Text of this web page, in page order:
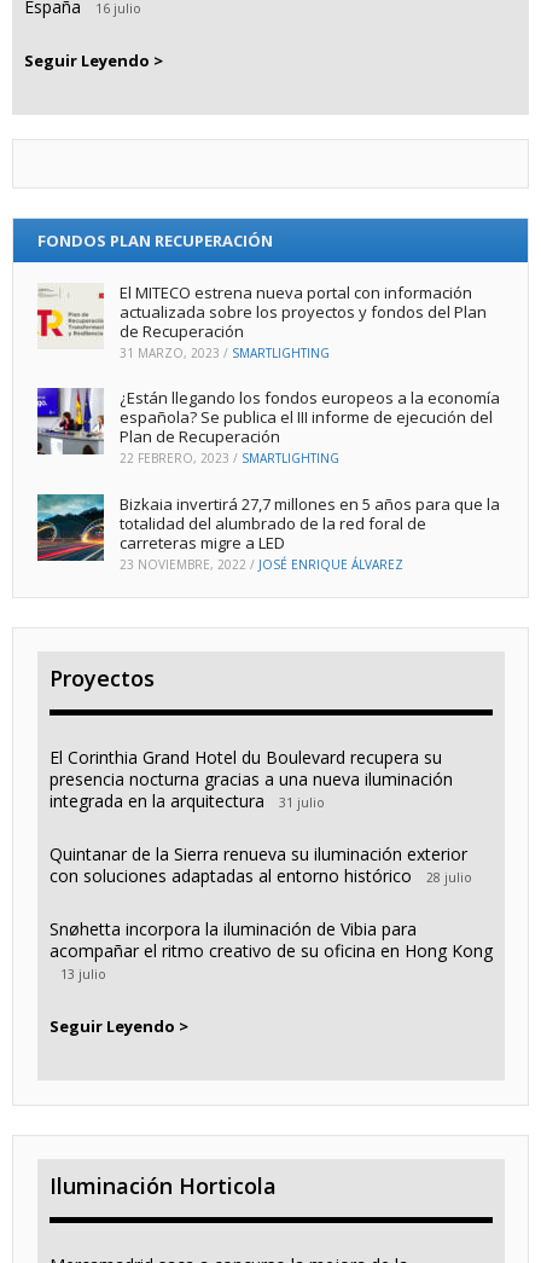
España 16 julio
Seguir Leyendo >
FONDOS PLAN RECUPERACIÓN
El MITECO estrena nueva portal con información
actualizada sobre los proyectos y fondos del Plan
de Recuperación
31 MARZO, 2023 / SMARTLIGHTING
¿Están llegando los fondos europeos a la economía
española? Se publica el III informe de ejecución del
Plan de Recuperación
22 FEBRERO, 2023 / SMARTLIGHTING
Bizkaia invertirá 27,7 millones en 5 años para que la
totalidad del alumbrado de la red foral de
carreteras migre a LED
23 NOVIEMBRE, 2022 / JOSÉ ENRIQUE ÁLVAREZ
Proyectos
El Corinthia Grand Hotel du Boulevard recupera su
presencia nocturna gracias a una nueva iluminación
integrada en la arquitectura
31 julio
Quintanar de la Sierra renueva su iluminación exterior
con soluciones adaptadas al entorno histórico
28 julio
Snøhetta incorpora la iluminación de Vibia para
acompañar el ritmo creativo de su oficina en Hong Kong
13 julio
Seguir Leyendo >
Iluminación Horticola